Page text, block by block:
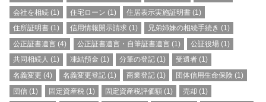
会社を相続 (1) 住宅ローン (1) 住居表示実施証明書(1)
住所証明書 (1) 信用情報開示請求 (1) 兄弟姉妹の相続手続き (1)
公正証書遺言 (4) 公正証書遺言・自筆証書遺言(1) 公証役場(1)
共同相続人 (1) 凍結預金 (1) 分筆の登記(1) 受遺者 (1)
名義変更 (4) 名義変更登記(1) 商業登記(1) 団体信用生命保険 (1)
団信 (1) 固定資産税 (1) 固定資産税評価額(1) 売却 (1)